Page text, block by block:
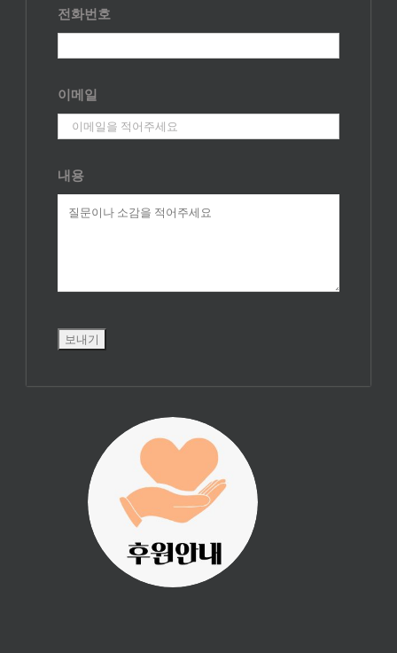
전화번호
이메일
내용
진리횃불 사역은
여러분의 후원으
로 이루어집니다.